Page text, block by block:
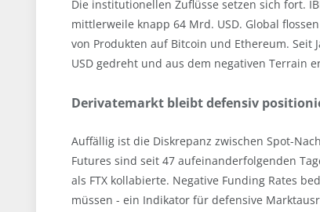
Die institutionellen Zuflüsse setzen sich fort.
mittlerweile knapp 64 Mrd. USD. Global
von Produkten auf Bitcoin und Ethereum. Seit
USD gedreht und aus dem negativen Terrain
Derivatemarkt bleibt defensiv
Auffällig ist die Diskrepanz zwischen Spot-
Futures sind seit 47 aufeinanderfolgenden
als FTX kollabierte. Negative Funding Rates
müssen - ein Indikator für defensive